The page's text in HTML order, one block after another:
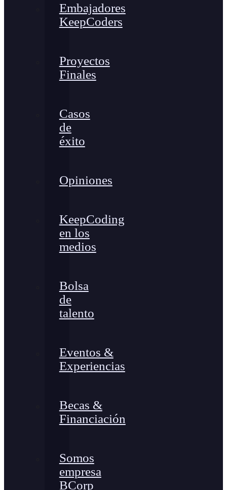
Embajadores
KeepCoders
Proyectos
Finales
Casos
de
éxito
Opiniones
KeepCoding
en los
medios
Bolsa
de
talento
Eventos &
Experiencias
Becas &
Financiación
Somos
empresa
BCorp